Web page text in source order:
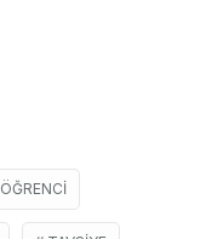
ÖĞRENCI